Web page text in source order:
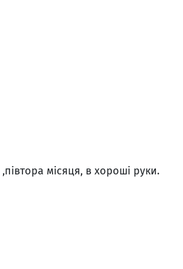
місяця, в хороші руки.